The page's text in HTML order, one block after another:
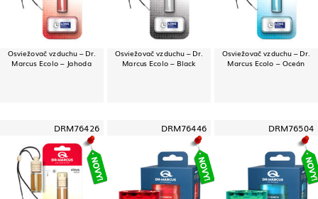
Osviežovač vzduchu – Dr.
Marcus Ecolo – Jahoda
Osviežovač vzduchu – Dr.
Marcus Ecolo – Black
Osviežovač vzduchu – Dr.
Marcus Ecolo – Oceán
DRM76426 DRM76446 DRM76504